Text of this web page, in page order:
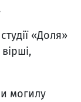
«Доля»
могилу